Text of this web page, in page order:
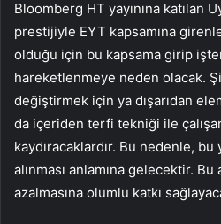
Bloomberg HT yayınına katılan
prestijiyle EYT kapsamına
olduğu için bu kapsama girip
hareketlenmeye neden olacak.
değiştirmek için ya dışarıdan
da içeriden terfi tekniği ile
kaydıracaklardır. Bu nedenle, bu
alınması anlamına gelecektir.
azalmasına olumlu katkı